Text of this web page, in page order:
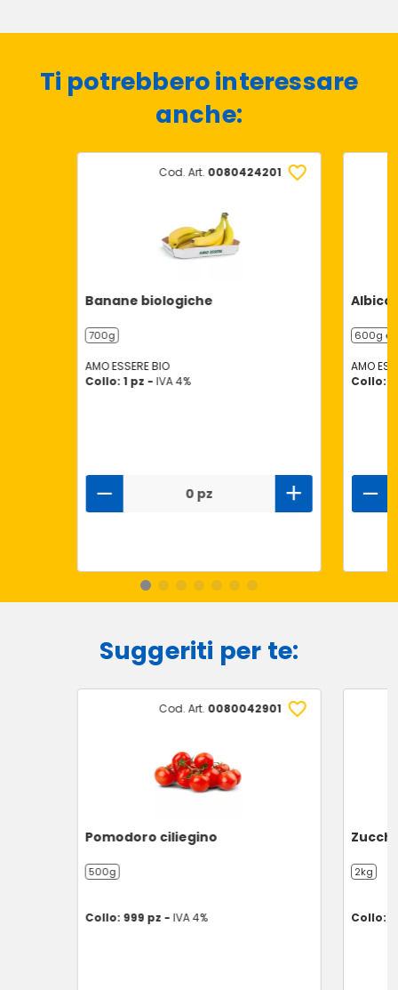
Ti potrebbero interessare
anche:
Cod. Art. 0080424201
Banane biologiche
700g
AMO ESSERE BIO
Collo: 1 pz - IVA 4%
0 pz
600g ℮
AMO
Collo:
Suggeriti per te:
Cod. Art. 0080042901
Pomodoro ciliegino
500g
Collo: 999 pz - IVA 4%
2kg
Collo: